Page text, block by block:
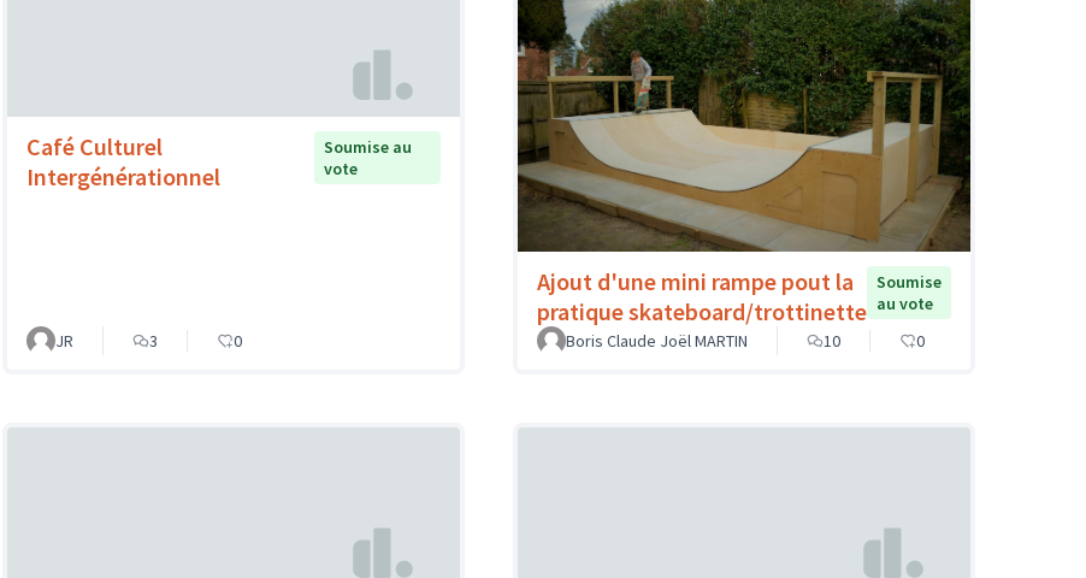
Café Culturel
Intergénérationnel
Soumise au
vote
JR 3 0
Ajout d'une mini rampe pout la
pratique skateboard/trottinette
Soumise
au vote
Boris Claude Joël MARTIN
10 0